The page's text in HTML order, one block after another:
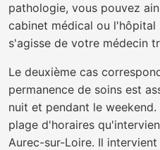
pathologie, vous pouvez
cabinet médical ou l'hôpital
s'agisse de votre médecin
Le deuxième cas
permanence de soins est
nuit et pendant le
plage d'horaires
Aurec-sur-Loire. Il